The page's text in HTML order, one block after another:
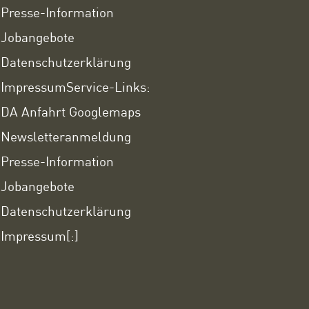
Presse-Information
Jobangebote
Datenschutzerklärung
ImpressumService-Links:
DA Anfahrt Googlemaps
Newsletteranmeldung
Presse-Information
Jobangebote
Datenschutzerklärung
Impressum[:]